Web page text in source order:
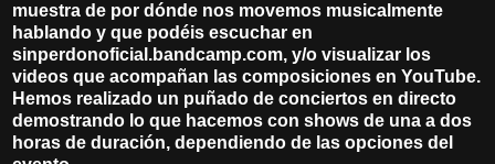
muestra de por dónde nos movemos musicalmente
hablando y que podéis escuchar en
sinperdonoficial.bandcamp.com, y/o visualizar los
videos que acompañan las composiciones en YouTube.
Hemos realizado un puñado de conciertos en directo
demostrando lo que hacemos con shows de una a dos
horas de duración, dependiendo de las opciones del